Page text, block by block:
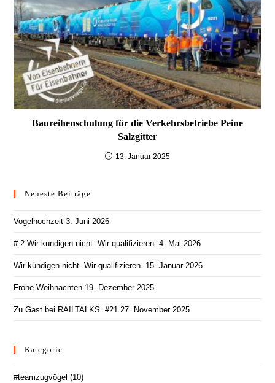
Baureihenschulung für die Verkehrsbetriebe Peine
Salzgitter
13. Januar 2025
Neueste Beiträge
Vogelhochzeit 3. Juni 2026
# 2 Wir kündigen nicht. Wir qualifizieren. 4. Mai 2026
Wir kündigen nicht. Wir qualifizieren. 15. Januar 2026
Frohe Weihnachten 19. Dezember 2025
Zu Gast bei RAILTALKS. #21 27. November 2025
Kategorie
#teamzugvögel (10)